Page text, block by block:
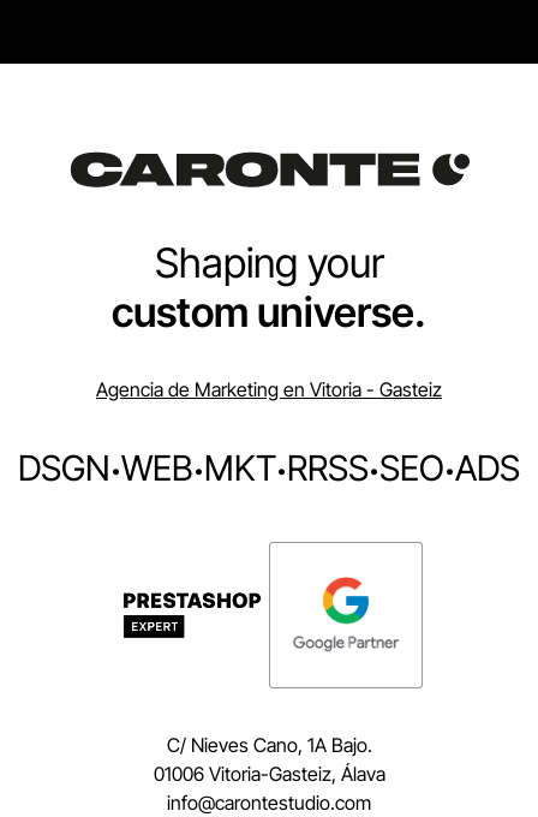
Shaping your
custom universe.
Agencia de Marketing en Vitoria - Gasteiz
DSGN·WEB·MKT·RRSS·SEO·ADS
C/ Nieves Cano, 1A Bajo.
01006 Vitoria-Gasteiz, Álava
moc.oidutsetnorac@ofni